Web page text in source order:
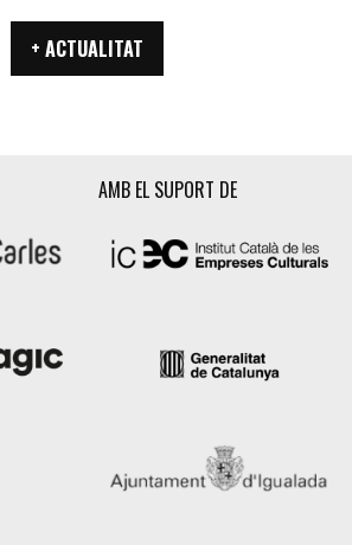
+ ACTUALITAT
AMB EL SUPORT DE